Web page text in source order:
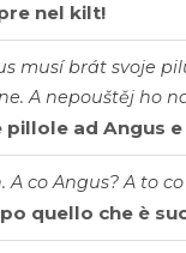
nel kilt!
musí brát svoje
A nepouštěj ho
pillole ad Angus
A co Angus? A to
quello che è